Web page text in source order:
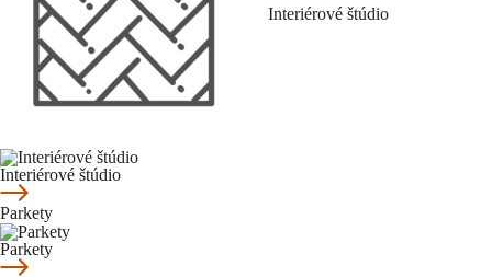
Interiérové štúdio
Interiérové štúdio
Parkety
Parkety